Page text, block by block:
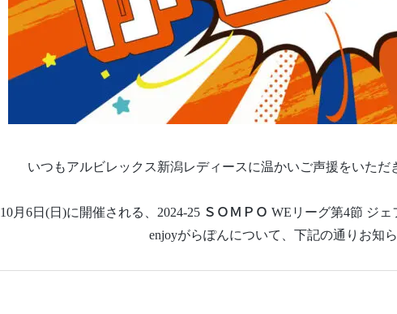
いつもアルビレックス新潟レディースに温かいご声援をいただ
10月6日(日)に開催される、2024-25 ＳＯＭＰＯ WEリーグ第4節 ジ
enjoyがらぽんについて、下記の通りお知